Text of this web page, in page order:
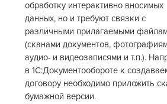
обработку интерактивно вносимых
данных, но и требуют связки с
различными прилагаемыми
(сканами документов,
аудио- и видеозаписями и т.п.).
в 1С:Документообороте к
договору необходимо приложить
бумажной версии.